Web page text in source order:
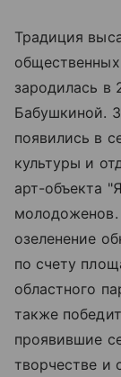
Традиция
зародилась в
Бабушкиной.
появились в
культуры и
арт-объекта
озеленение
по счету
областного
также
проявившие
творчестве и